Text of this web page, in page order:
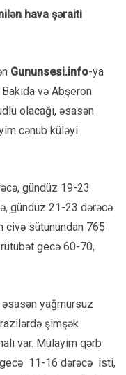
hava şəraiti
Gununsesi.info-ya
və Abşeron
olacağı, əsasən
cənub küləyi
gündüz 19-23
gündüz 21-23 dərəcə
sütunundan 765
gecə 60-70,
əsasən yağmursuz
şimşək
var. Mülayim qərb
gecə 11-16 dərəcə isti,